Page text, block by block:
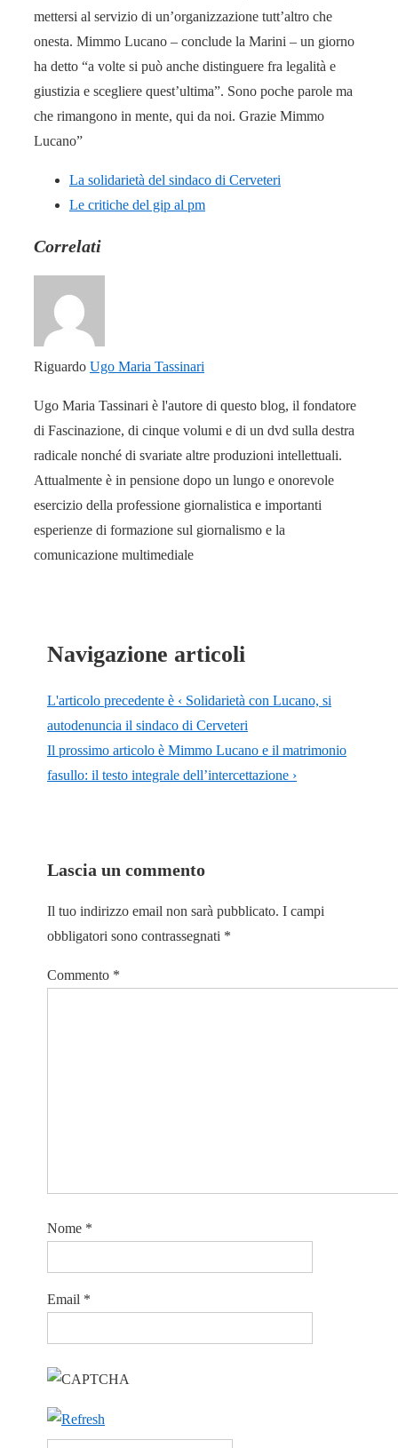
mettersi al servizio di un’organizzazione tutt’altro che
onesta. Mimmo Lucano – conclude la Marini – un giorno
ha detto “a volte si può anche distinguere fra legalità e
giustizia e scegliere quest’ultima”. Sono poche parole ma
che rimangono in mente, qui da noi. Grazie Mimmo
Lucano”
La solidarietà del sindaco di Cerveteri
Le critiche del gip al pm
Correlati
Riguardo Ugo Maria Tassinari
Ugo Maria Tassinari è l'autore di questo blog, il fondatore
di Fascinazione, di cinque volumi e di un dvd sulla destra
radicale nonché di svariate altre produzioni intellettuali.
Attualmente è in pensione dopo un lungo e onorevole
esercizio della professione giornalistica e importanti
esperienze di formazione sul giornalismo e la
comunicazione multimediale
Navigazione articoli
L'articolo precedente è ‹ Solidarietà con Lucano, si
autodenuncia il sindaco di Cerveteri
Il prossimo articolo è Mimmo Lucano e il matrimonio
fasullo: il testo integrale dell’intercettazione ›
Lascia un commento
Il tuo indirizzo email non sarà pubblicato. I campi
obbligatori sono contrassegnati *
Commento *
Nome *
Email *